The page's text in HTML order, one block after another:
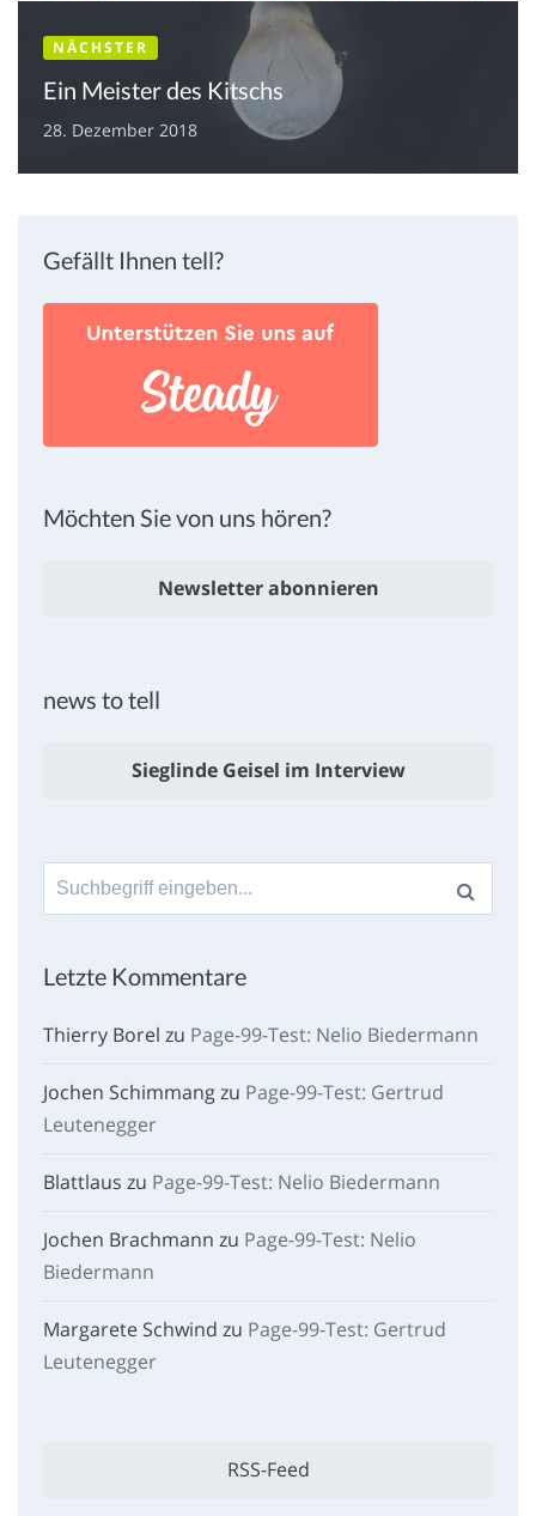
NÄCHSTER
Ein Meister des Kitschs
28. Dezember 2018
Gefällt Ihnen tell?
Möchten Sie von uns hören?
Newsletter abonnieren
news to tell
Sieglinde Geisel im Interview
Suche
nach:
Letzte Kommentare
Thierry Borel zu Page-99-Test: Nelio Biedermann
Jochen Schimmangzu Page-99-Test: Gertrud
Leutenegger
Blattlaus zu Page-99-Test: Nelio Biedermann
Jochen Brachmann zu Page-99-Test: Nelio
Biedermann
Margarete Schwind zu Page-99-Test: Gertrud
Leutenegger
RSS-Feed